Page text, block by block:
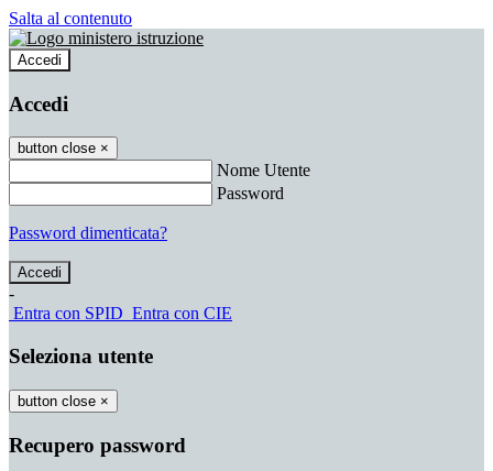
Salta al contenuto
Accedi
Accedi
button close ×
Nome Utente
Password
Password dimenticata?
-
Entra con SPID Entra con CIE
Seleziona utente
button close ×
Recupero password